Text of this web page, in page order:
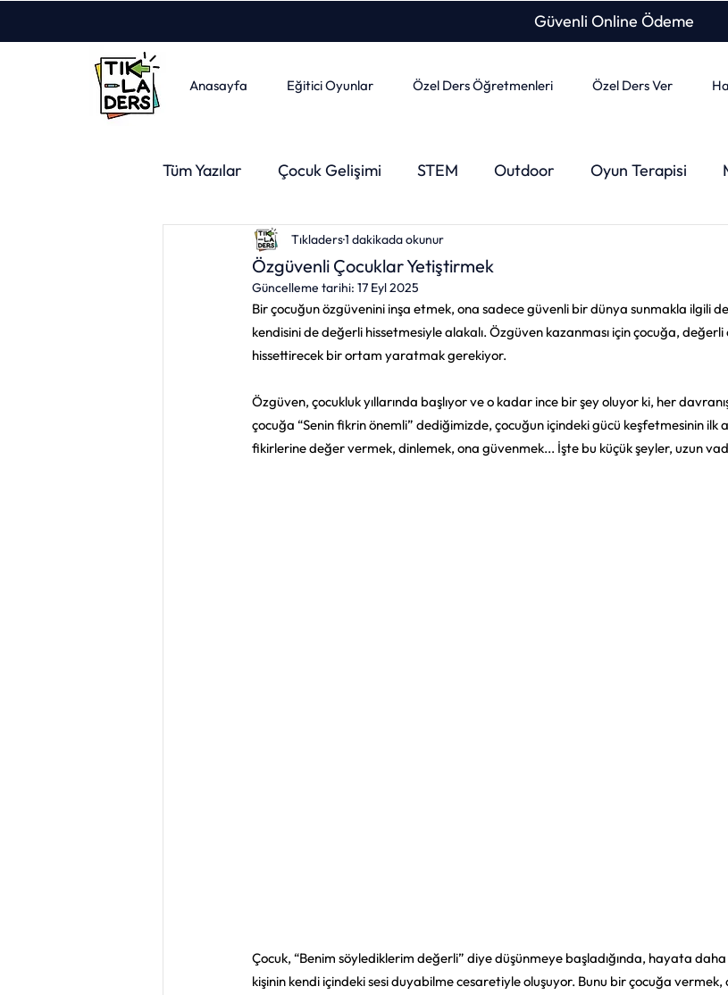
Güvenli Online Ödeme
Anasayfa Eğitici Oyunlar Özel Ders Öğretmenleri Özel Ders Ver
Tüm Yazılar Çocuk Gelişimi STEM Outdoor Oyun Terapisi
Psikoloji Felsefe Yabancı Dil
Ebeveyn Spor Sınav Kaygısı Ergenlik Dönemi Tuvalet
Uyku Eğitimi Sağlıklı Beslenme Tatil
Özgüvenli Çocuklar Yetiştirmek
Tıkladers1 dakikada okunur
Güncelleme tarihi: 17 Eyl 2025
Bir çocuğun özgüvenini inşa etmek, ona sadece güvenli bir dünya sunmakla ilgili
kendisini de değerli hissetmesiyle alakalı. Özgüven kazanması için çocuğa,
hissettirecek bir ortam yaratmak gerekiyor.
Özgüven, çocukluk yıllarında başlıyor ve o kadar ince bir şey oluyor ki, her
çocuğa “Senin fikrin önemli” dediğimizde, çocuğun içindeki gücü keşfetmesinin ilk
fikirlerine değer vermek, dinlemek, ona güvenmek... İşte bu küçük şeyler, uzun
Çocuk, “Benim söylediklerim değerli” diye düşünmeye başladığında, hayata
kişinin kendi içindeki sesi duyabilme cesaretiyle oluşuyor. Bunu bir çocuğa vermek,